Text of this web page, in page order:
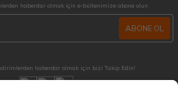
haberdar olmak için e-bültenimize abone olun.
ABONE OL
haberdar olmak için bizi Takip Edin!